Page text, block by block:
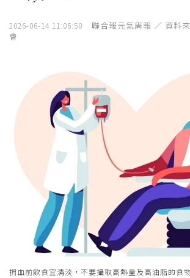
2026-06-14 11:06:50
聯合報元氣周報 ／ 資料
會
捐血前飲食宜清淡，不要攝取高熱量及高油脂的食